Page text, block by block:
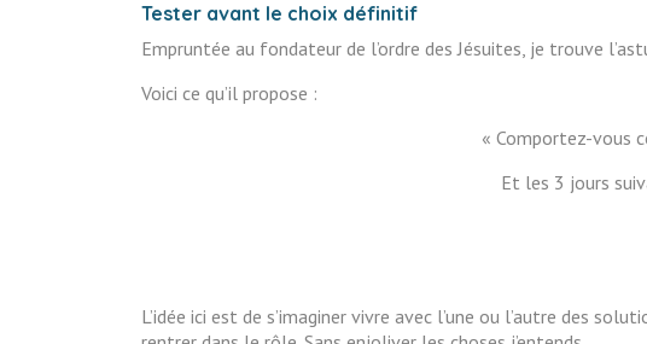
Tester avant le choix définitif
Empruntée au fondateur de l’ordre des Jésuites, je trouve
Voici ce qu’il propose :
« Comportez-vous
Et les 3 jours
L’idée ici est de s’imaginer vivre avec l’une ou l’autre des